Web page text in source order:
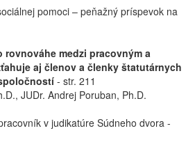
pomoci – peňažný príspevok na
rovnováhe medzi pracovným a
aj členov a členky štatutárnych
- str. 211
JUDr. Andrej Poruban, Ph.D.
v judikatúre Súdneho dvora -